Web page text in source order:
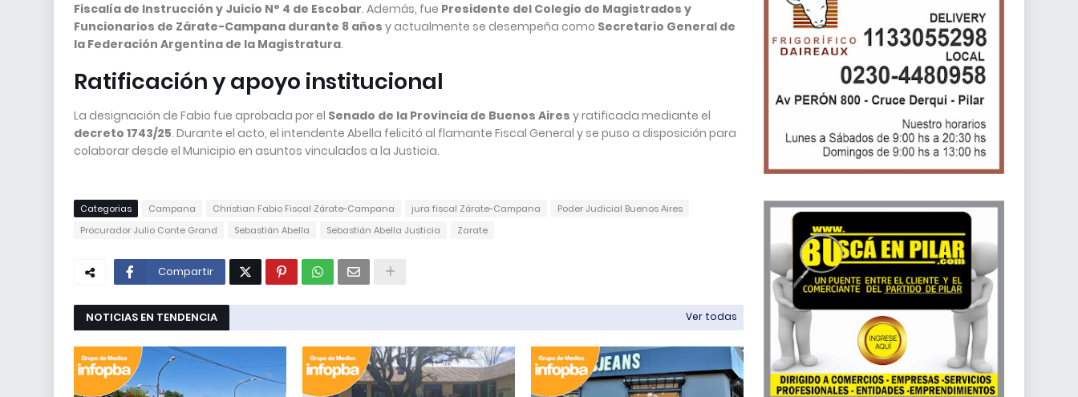
Fiscalía de Instrucción y Juicio N° 4 de Escobar. Además, fue Presidente del Colegio de Magistrados y
Funcionarios de Zárate-Campana durante 8 años y actualmente se desempeña como Secretario General de
la Federación Argentina de la Magistratura.
Ratificación y apoyo institucional
La designación de Fabio fue aprobada por el Senado de la Provincia de Buenos Aires y ratificada mediante el
decreto 1743/25. Durante el acto, el intendente Abella felicitó al flamante Fiscal General y se puso a disposición para
colaborar desde el Municipio en asuntos vinculados a la Justicia.
Categorias Campana Christian Fabio Fiscal Zárate-Campana jura fiscal Zárate-Campana
Poder Judicial Buenos Aires
Procurador Julio Conte Grand
Sebastián Abella Sebastián Abella Justicia Zarate
Compartir
NOTICIAS EN TENDENCIA Ver todas